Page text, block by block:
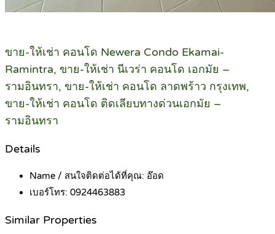
ขาย-ให้เช่า คอนโด Newera Condo Ekamai-
Ramintra, ขาย-ให้เช่า นีเวร่า คอนโด เอกมัย –
รามอินทรา, ขาย-ให้เช่า คอนโด ลาดพร้าว กรุงเทพ,
ขาย-ให้เช่า คอนโด ติดเลียบทางด่วนเอกมัย –
รามอินทรา
Details
Name / สนใจติดต่อได้ที่คุณ: อ๊อด
เบอร์โทร: 0924463883
Similar Properties